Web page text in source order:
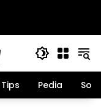
Tips Pedia